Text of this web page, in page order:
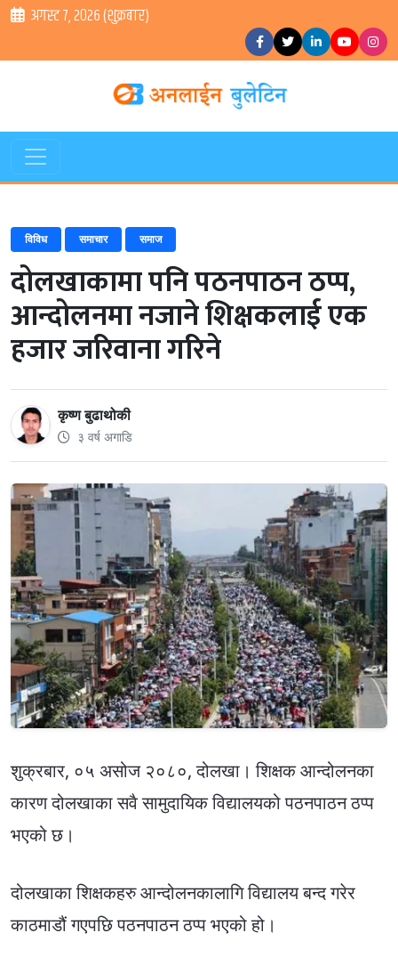
अगस्ट ७, २०२६ (शुक्रबार)
विविध समाचार समाज
दोलखाकामा पनि पठनपाठन ठप्प,
आन्दोलनमा नजाने शिक्षकलाई एक
हजार जरिवाना गरिने
कृष्ण बुढाथोकी
३ वर्ष अगाडि
शुक्रबार, ०५ असोज २०८०, दोलखा। शिक्षक आन्दोलनका
कारण दोलखाका सवै सामुदायिक विद्यालयको पठनपाठन ठप्प
भएको छ।
दोलखाका शिक्षकहरु आन्दोलनकालागि विद्यालय बन्द गरेर
काठमाडौं गएपछि पठनपाठन ठप्प भएको हो।